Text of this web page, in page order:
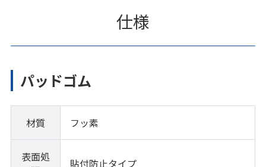
仕様
パッドゴム
材質 フッ素
表面処
貼付防止タイプ